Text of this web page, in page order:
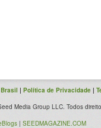
| Política de Privacidade |
Media Group LLC. Todos
| SEEDMAGAZINE.COM